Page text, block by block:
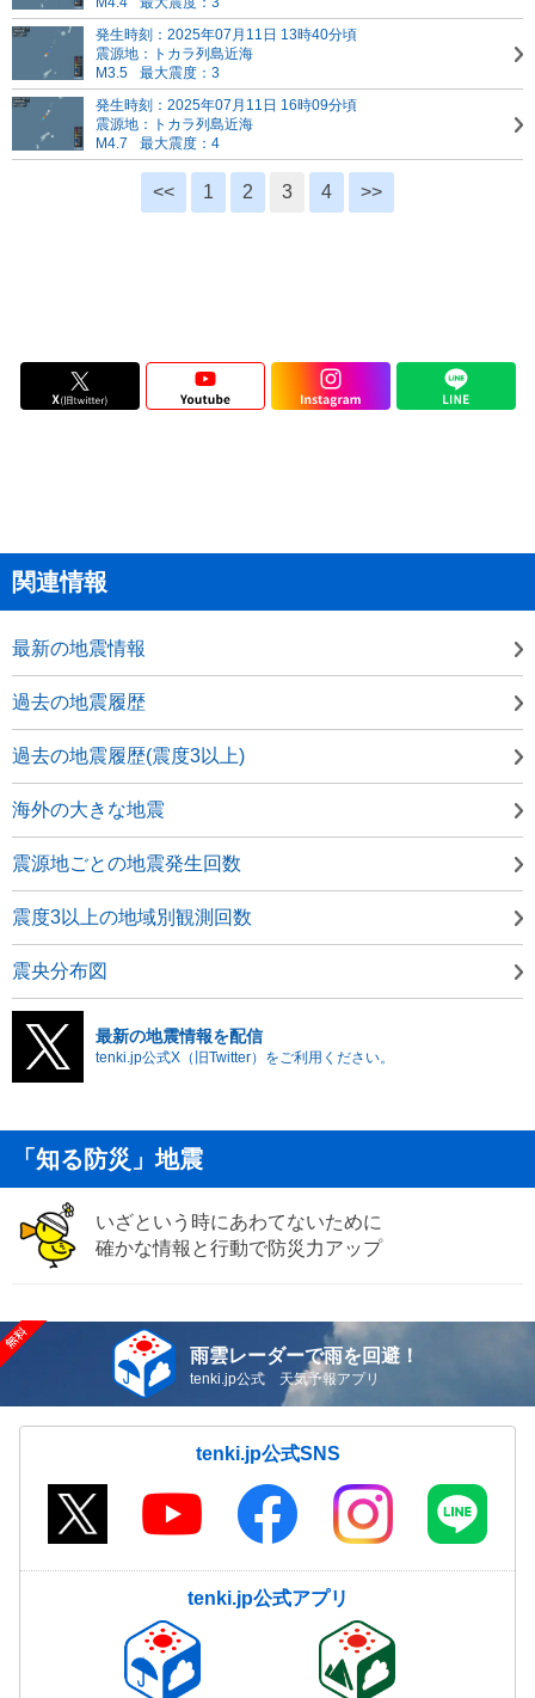
発生時刻：2025年07月11日 13時40分頃
震源地：トカラ列島近海
M3.5
最大震度：3
発生時刻：2025年07月11日 16時09分頃
震源地：トカラ列島近海
M4.7
最大震度：4
<< 1 2 3 4 >>
関連情報
最新の地震情報
過去の地震履歴
過去の地震履歴(震度3以上)
海外の大きな地震
震源地ごとの地震発生回数
震度3以上の地域別観測回数
震央分布図
最新の地震情報を配信
tenki.jp公式X（旧Twitter）をご利用ください。
「知る防災」地震
いざという時にあわてないために
確かな情報と行動で防災力アップ
雨雲レーダーで雨を回避！
tenki.jp公式 天気予報アプリ
tenki.jp公式SNS
tenki.jp公式アプリ